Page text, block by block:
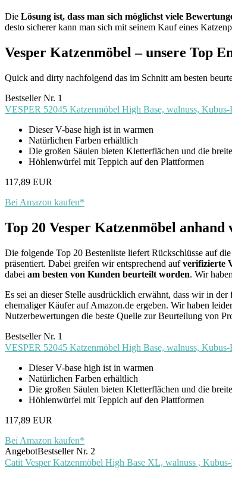
Die Lösung ist, dass man sich möglichst viele
desto sicherer kann man sich mit seinem Kauf eines
Vesper Katzenmöbel – unsere Top
Quick and dirty nachfolgend das im Schnitt am besten
Bestseller Nr. 1
VESPER 52045 Katzenmöbel High Base, walnuss,
Dieser V-base high ist in warmen
Natürlichen Farben erhältlich
Die großen Säulen bieten Kletterflächen und die
Höhlenwürfel mit Teppich auf den Plattformen
117,89 EUR
Bei Amazon kaufen*
Top 20 Vesper Katzenmöbel
Die folgende Top 20 Bestenliste liefert Rückschlüsse auf
präsentiert. Dabei greifen wir entsprechend aufverifizierte
dabei am besten von Kunden beurteilt worden. Wir
Es sei an dieser Stelle ausdrücklich erwähnt, dass wir in
ehemaliger Käufer auf Amazon.de ergeben. Wir haben
Nutzerbewertungen die beste Quelle zur Beurteilung von
Bestseller Nr. 1
VESPER 52045 Katzenmöbel High Base, walnuss,
Dieser V-base high ist in warmen
Natürlichen Farben erhältlich
Die großen Säulen bieten Kletterflächen und die
Höhlenwürfel mit Teppich auf den Plattformen
117,89 EUR
Bei Amazon kaufen*
AngebotBestseller Nr. 2
Catit Vesper Katzenmöbel High Base XL, walnuss ,